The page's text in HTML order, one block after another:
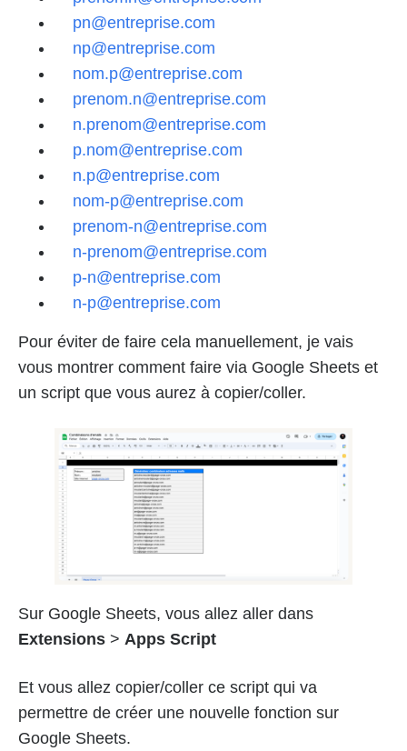
pn@entreprise.com
np@entreprise.com
nom.p@entreprise.com
prenom.n@entreprise.com
n.prenom@entreprise.com
p.nom@entreprise.com
n.p@entreprise.com
nom-p@entreprise.com
prenom-n@entreprise.com
n-prenom@entreprise.com
p-n@entreprise.com
n-p@entreprise.com
Pour éviter de faire cela manuellement, je vais
vous montrer comment faire via Google Sheets et
un script que vous aurez à copier/coller.
Sur Google Sheets, vous allez aller dans
Extensions > Apps Script
Et vous allez copier/coller ce script qui va
permettre de créer une nouvelle fonction sur
Google Sheets.